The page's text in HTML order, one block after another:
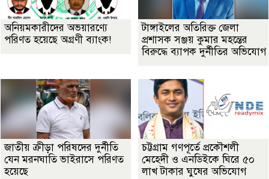
অনিয়মকারীদের অভয়ারণ্যে
পরিণত হয়েছে অগ্রণী ব্যাংক!
টাঙ্গাইলের অতিরিক্ত জেলা
প্রশাসক সঞ্জয় কুমার মহন্তের
বিরুদ্ধে ব্যাপক দুর্নীতির অভিযোগ
জাতীয় ক্রীড়া পরিষদের দুর্নীতি
যেন মরনঘাতি ভাইরাসে পরিণত
হয়েছে
চট্টগ্রাম গণপূর্তে প্রকৌশলী
মেহেদী ও এনডিইকে ঘিরে ৫০
লাখ টাকার ঘুষের অভিযোগ